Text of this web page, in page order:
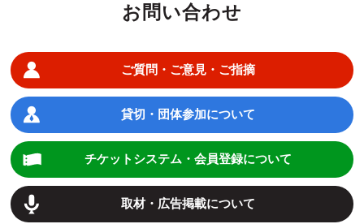
お問い合わせ
ご質問・ご意見・ご指摘
貸切・団体参加について
チケットシステム・会員登録について
取材・広告掲載について